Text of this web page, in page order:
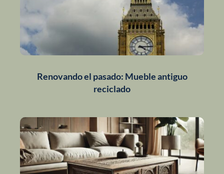
Renovando el pasado: Mueble antiguo
reciclado